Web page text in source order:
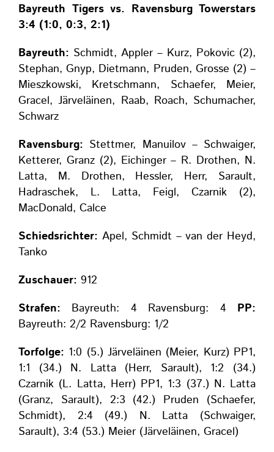
Bayreuth Tigers vs. Ravensburg Towerstars
3:4 (1:0, 0:3, 2:1)
Bayreuth: Schmidt, Appler – Kurz, Pokovic (2),
Stephan, Gnyp, Dietmann, Pruden, Grosse (2) –
Mieszkowski, Kretschmann, Schaefer, Meier,
Gracel, Järveläinen, Raab, Roach, Schumacher,
Schwarz
Ravensburg: Stettmer, Manuilov – Schwaiger,
Ketterer, Granz (2), Eichinger – R. Drothen, N.
Latta, M. Drothen, Hessler, Herr, Sarault,
Hadraschek, L. Latta, Feigl, Czarnik (2),
MacDonald, Calce
Schiedsrichter: Apel, Schmidt – van der Heyd,
Tanko
Zuschauer: 912
Strafen: Bayreuth: 4 Ravensburg: 4 PP:
Bayreuth: 2/2 Ravensburg: 1/2
Torfolge: 1:0 (5.) Järveläinen (Meier, Kurz) PP1,
1:1 (34.) N. Latta (Herr, Sarault), 1:2 (34.)
Czarnik (L. Latta, Herr) PP1, 1:3 (37.) N. Latta
(Granz, Sarault), 2:3 (42.) Pruden (Schaefer,
Schmidt), 2:4 (49.) N. Latta (Schwaiger,
Sarault), 3:4 (53.) Meier (Järveläinen, Gracel)